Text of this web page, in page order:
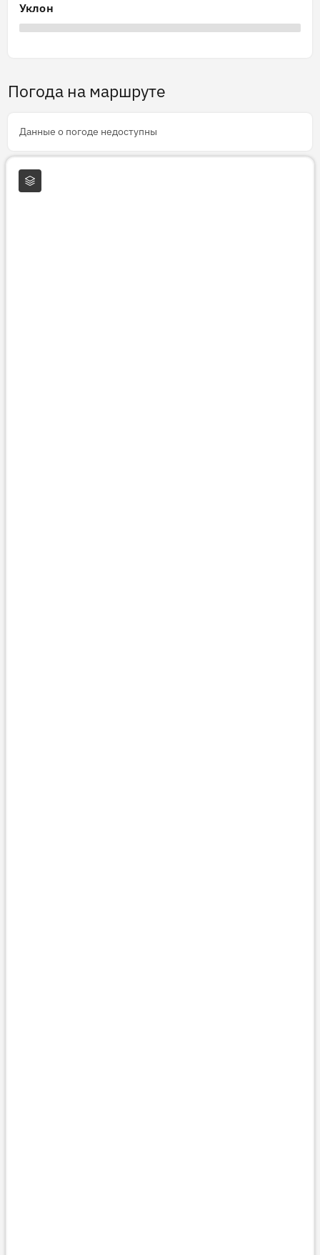
Уклон
Погода на маршруте
Данные о погоде недоступны